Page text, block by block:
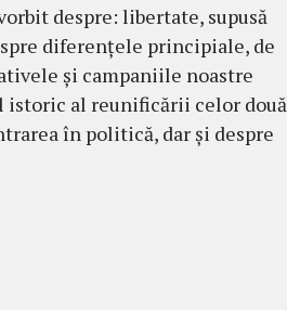
despre: libertate, supusă
diferențele principiale, de
și campaniile noastre
istoric al reunificării celor două
în politică, dar și despre